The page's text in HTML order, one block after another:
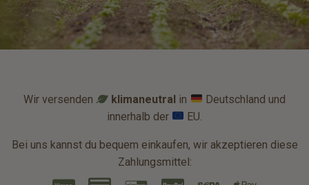
Wir versenden klimaneutral in
Deutschland und
innerhalb der
EU.
Bei uns kannst du bequem einkaufen, wir akzeptieren diese
Zahlungsmittel: